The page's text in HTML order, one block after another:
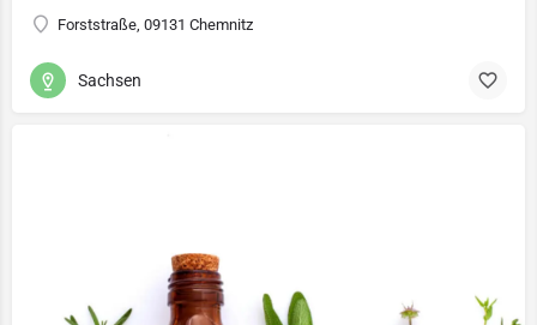
Forststraße, 09131 Chemnitz
Sachsen